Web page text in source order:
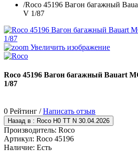
/Roco 45196 Вагон багажный
V 1/87
Увеличить изображение
Roco 45196 Вагон багажный Bauart
1/87
0 Рейтинг /Написать отзыв
Производитель: Roco
Артикул: Roco 45196
Наличие: Есть